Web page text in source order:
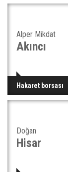
Alper Mikdat
Akıncı
Hakaret borsası
Doğan
Hisar